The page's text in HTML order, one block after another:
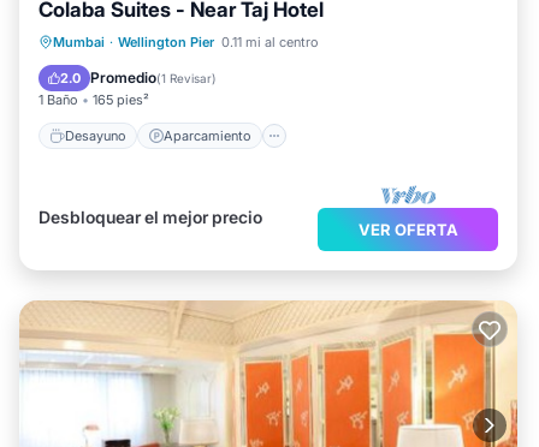
Colaba Suites - Near Taj Hotel
Mumbai · Wellington Pier 0.11 mi al centro
2.0 Promedio(1 Revisar)
1 Baño 165 pies²
Desayuno Aparcamiento
Desayuno Aparcamiento
Aire acondicionado
Desbloquear el mejor precio
VER OFERTA